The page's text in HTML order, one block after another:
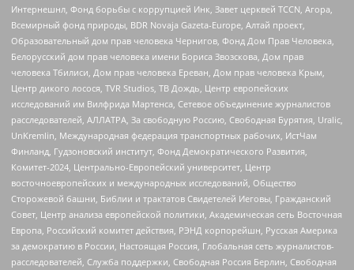
Интернешнл, Фонд борьбы с коррупцией Инк, Завет церквей TCCN, Агора,
Всемирный фонд природы, BDR Novaja Gazeta-Europe, Алтай проект,
Образовательный дом прав человека Чернигов, Фонд Дом Прав Человека,
Белорусский дом прав человека имени Бориса Звозскова, Дом прав
человека Тбилиси, Дом прав человека Ереван, Дом прав человека Крым,
Центр дикого лосося, TVR Studios, ТВ Дождь, Центр европейских
исследований им Вилфрида Мартенса, Сетевое объединение журналистов
расследователей, АЛЛАТРА, За свободную Россию, Свободная Бурятия, Uralic,
UnKremlin, Международная федерация транспортных рабочих, ИстЧам
Финланд, Гудзоновский институт, Фонд Демократического Развития,
Комитет-2024, Центрально-Европейский университет, Центр
восточноевропейских и международных исследований, Общество
Сторожевой башни, Библии и трактатов Свидетелей Иеговы, Гражданский
Совет, Центр анализа европейской политики, Академическая сеть Восточная
Европа, Российский комитет действия, РЭНД корпорейшн, Русская Америка
за демократию в России, Настоящая Россия, Глобальная сеть журналистов-
расследователей, Служба поддержки, Свободная Россия Берлин, Свободная